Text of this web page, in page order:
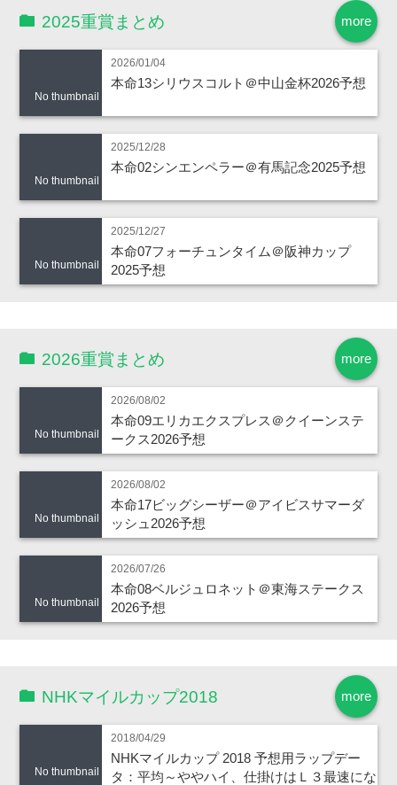
more
2025重賞まとめ
No thumbnail
2026/01/04
本命13シリウスコルト＠中山金杯2026予想
No thumbnail
2025/12/28
本命02シンエンペラー＠有馬記念2025予想
No thumbnail
2025/12/27
本命07フォーチュンタイム＠阪神カップ
2025予想
more
2026重賞まとめ
No thumbnail
2026/08/02
本命09エリカエクスプレス＠クイーンステ
ークス2026予想
No thumbnail
2026/08/02
本命17ビッグシーザー＠アイビスサマーダ
ッシュ2026予想
No thumbnail
2026/07/26
本命08ベルジュロネット＠東海ステークス
2026予想
more
NHKマイルカップ2018
No thumbnail
2018/04/29
NHKマイルカップ 2018 予想用ラップデー
タ：平均～ややハイ、仕掛けはＬ３最速にな